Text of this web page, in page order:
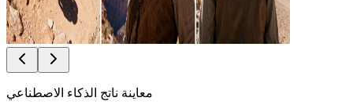
معاينة ناتج الذكاء الاصطناعي